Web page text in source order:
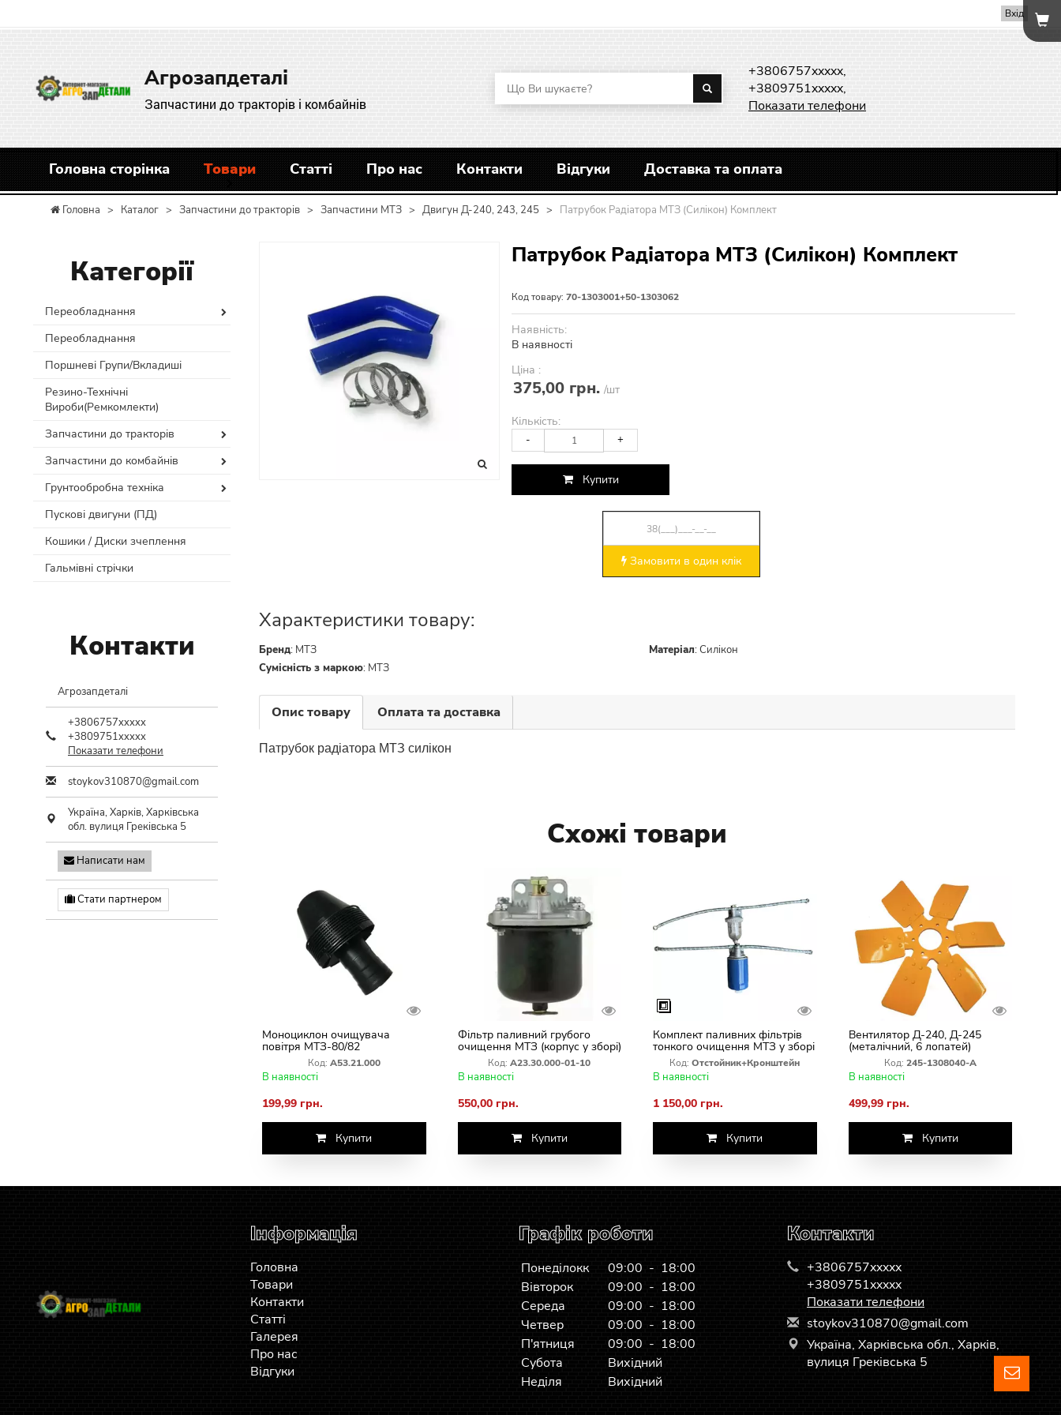
Вхід
Агрозапдеталі
Запчастини до тракторів і комбайнів
+3806757xxxxx,
+3809751xxxxx,
Показати телефони
Головна сторінка Товари Статті Про нас Контакти Відгуки Доставка та оплата
Головна > Каталог > Запчастини до тракторів > Запчастини МТЗ > Двигун Д-240, 243, 245 > Патрубок Радіатора МТЗ (Силікон) Комплект
Патрубок Радіатора МТЗ (Силікон) Комплект
Код товару: 70-1303001+50-1303062
Наявність:
В наявності
Ціна :
375,00 грн. /шт
Кількість:
- +
Купити
Замовити в один клік
Характеристики товару:
Бренд: МТЗ Матеріал:Силікон
Сумісність з маркою: МТЗ
Опис товару Оплата та доставка
Патрубок радіатора МТЗ силікон
Схожі товари
Моноциклон очищувача
повітря МТЗ-80/82
Код: А53.21.000
В наявності
199,99 грн.
Купити
Фільтр паливний грубого
очищення МТЗ (корпус у зборі)
Код: А23.30.000-01-10
В наявності
550,00 грн.
Купити
Комплект паливних фільтрів
тонкого очищення МТЗ у зборі
Код: Отстойник+Кронштейн
В наявності
1 150,00 грн.
Купити
Вентилятор Д-240, Д-245
(металічний, 6 лопатей)
Код: 245-1308040-А
В наявності
499,99 грн.
Купити
Категорії
Переобладнання
Переобладнання
Поршневі Групи/Вкладиші
Резино-Технічні
Вироби(Ремкомлекти)
Запчастини до тракторів
Запчастини до комбайнів
Грунтообробна техніка
Пускові двигуни (ПД)
Кошики / Диски зчеплення
Гальмівні стрічки
Контакти
Агрозапдеталі
+3806757xxxxx
+3809751xxxxx
Показати телефони
stoykov310870@gmail.com
Україна,Харків,Харківська
обл. вулиця Греківська 5
Написати нам
Стати партнером
Інформація
Головна
Товари
Контакти
Статті
Галерея
Про нас
Відгуки
Графік роботи
Понеділокк
09:00 - 18:00
Вівторок
09:00 - 18:00
Середа
09:00 - 18:00
Четвер
09:00 - 18:00
П'ятниця
09:00 - 18:00
Субота
Вихідний
Неділя
Вихідний
Контакти
+3806757xxxxx
+3809751xxxxx
Показати телефони
stoykov310870@gmail.com
Україна, Харківська обл., Харків,
вулиця Греківська 5